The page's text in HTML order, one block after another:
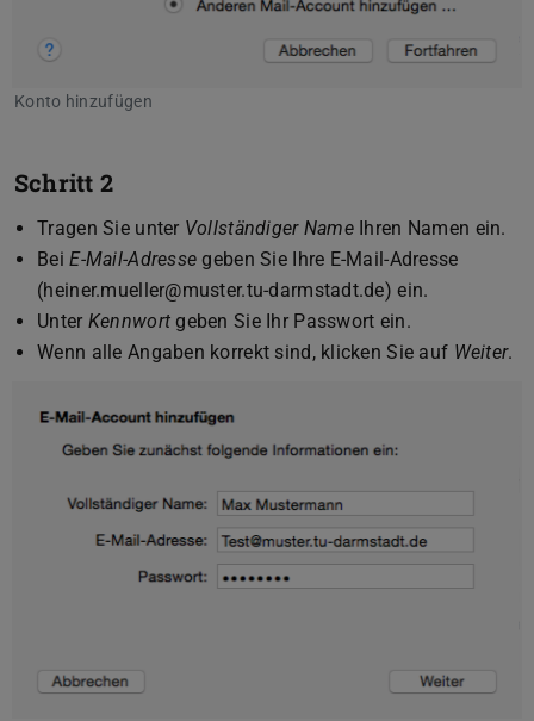
Konto hinzufügen
Schritt 2
Tragen Sie unter Vollständiger NameIhren Namen ein.
BeiE-Mail-Adresse geben Sie Ihre E-Mail-Adresse
(heiner.mueller@muster.tu-darmstadt.de) ein.
Unter Kennwort geben Sie Ihr Passwort ein.
Wenn alle Angaben korrekt sind, klicken Sie auf Weiter.